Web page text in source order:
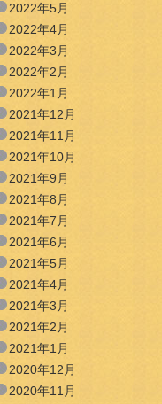
2022年5月
2022年4月
2022年3月
2022年2月
2022年1月
2021年12月
2021年11月
2021年10月
2021年9月
2021年8月
2021年7月
2021年6月
2021年5月
2021年4月
2021年3月
2021年2月
2021年1月
2020年12月
2020年11月